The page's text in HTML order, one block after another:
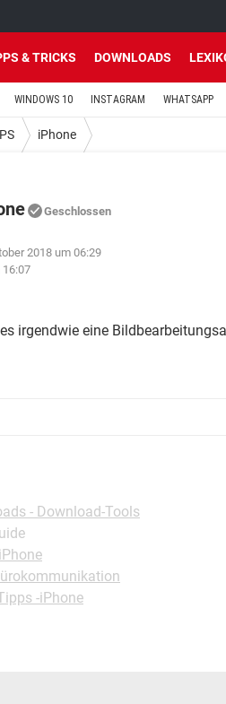
& TRICKS DOWNLOADS
WINDOWS 10 INSTAGRAM WHATSAPP
iPhone
Geschlossen
2018 um 06:29
16:07
irgendwie eine
- Download-Tools
-iPhone